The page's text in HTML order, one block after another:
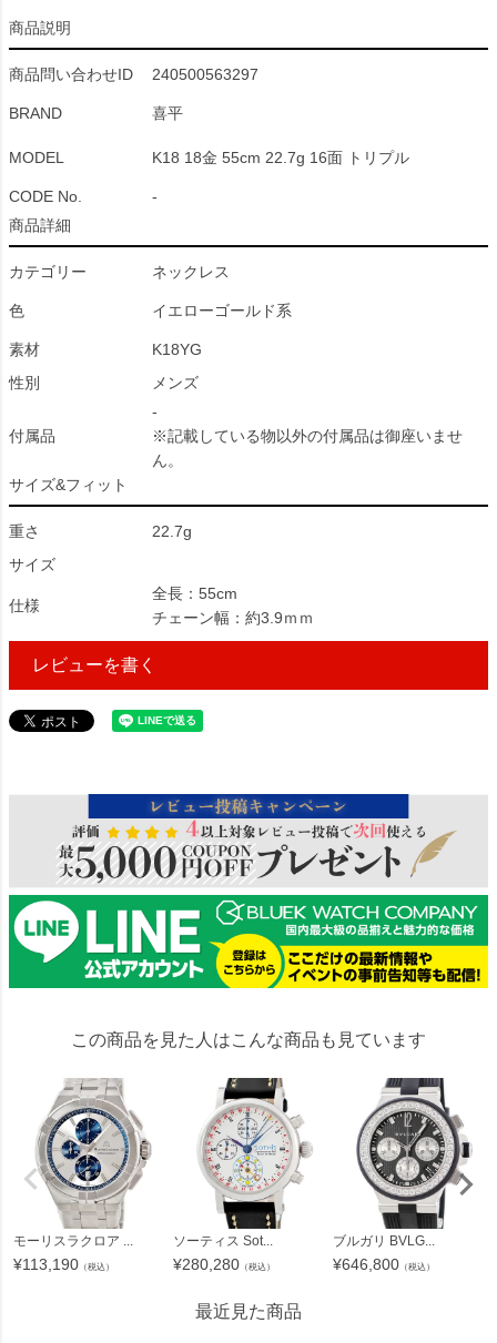
商品説明
商品問い合わせID 240500563297
BRAND 喜平
MODEL K18 18金 55cm 22.7g 16面 トリプル
CODE No.
-
商品詳細
カテゴリー ネックレス
色 イエローゴールド系
素材
K18YG
性別
メンズ
付属品
-
※記載している物以外の付属品は御座いませ
ん。
サイズ&フィット
重さ
22.7g
サイズ
仕様
全長：55cm
チェーン幅：約3.9ｍｍ
レビューを書く
この商品を見た人はこんな商品も見ています
モーリスラクロア ...
¥113,190 （税込）
ソーティス Sot...
¥280,280 （税込）
ブルガリ BVLG...
¥646,800 （税込）
最近見た商品